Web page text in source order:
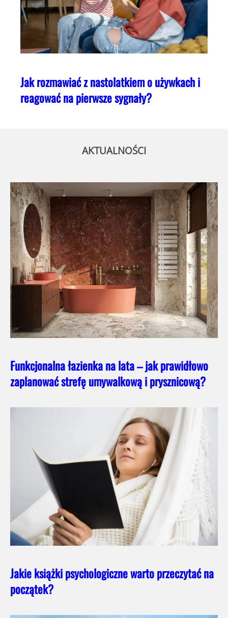
Jak rozmawiać z nastolatkiem o używkach i
reagować na pierwsze sygnały?
AKTUALNOŚCI
Funkcjonalna łazienka na lata – jak prawidłowo
zaplanować strefę umywalkową i prysznicową?
Jakie książki psychologiczne warto przeczytać na
początek?